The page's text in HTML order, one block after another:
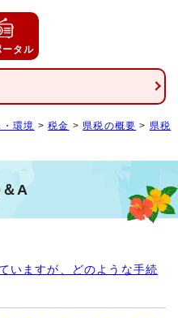
ータル
・環境 >税金 > 県税の概要 > 県税
A
いますが、どのような手続